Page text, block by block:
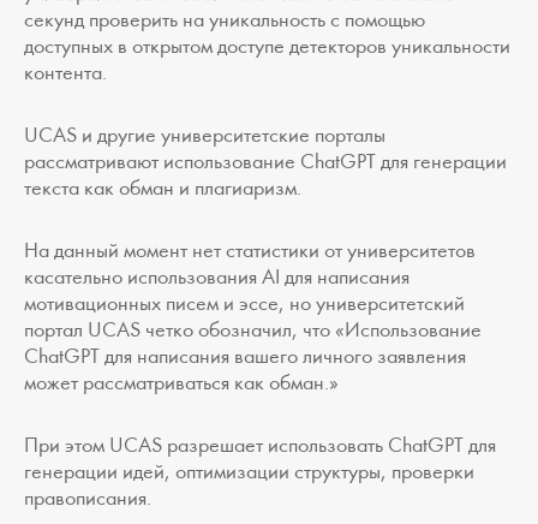
секунд проверить на уникальность с помощью
доступных в открытом доступе детекторов уникальности
контента.
UCAS и другие университетские порталы
рассматривают использование СhatGPT для генерации
текста как обман и плагиаризм.
На данный момент нет статистики от университетов
касательно использования AI для написания
мотивационных писем и эссе, но университетский
портал UCAS четко обозначил, что «Использование
ChatGPT для написания вашего личного заявления
может рассматриваться как обман.»
При этом UCAS разрешает использовать ChatGPT для
генерации идей, оптимизации структуры, проверки
правописания.